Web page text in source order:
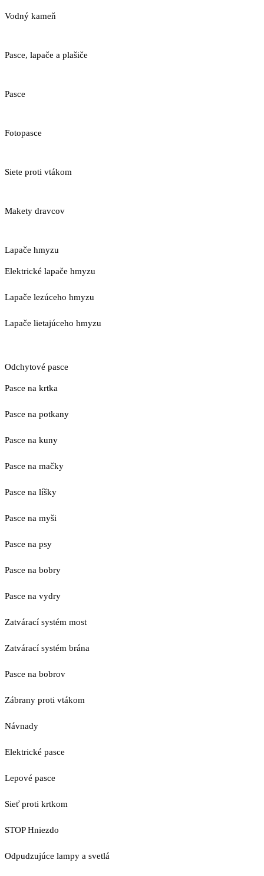
Vodný kameň
Pasce, lapače a plašiče
Pasce
Fotopasce
Siete proti vtákom
Makety dravcov
Lapače hmyzu
Elektrické lapače hmyzu
Lapače lezúceho hmyzu
Lapače lietajúceho hmyzu
Odchytové pasce
Pasce na krtka
Pasce na potkany
Pasce na kuny
Pasce na mačky
Pasce na líšky
Pasce na myši
Pasce na psy
Pasce na bobry
Pasce na vydry
Zatvárací systém most
Zatvárací systém brána
Pasce na bobrov
Zábrany proti vtákom
Návnady
Elektrické pasce
Lepové pasce
Sieť proti krtkom
STOP Hniezdo
Odpudzujúce lampy a svetlá